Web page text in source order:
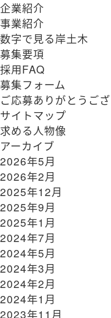
企業紹介
事業紹介
数字で見る岸土木
募集要項
採用FAQ
募集フォーム
ご応募ありがとうござ
サイトマップ
求める人物像
アーカイブ
2026年5月
2026年2月
2025年12月
2025年9月
2025年1月
2024年7月
2024年5月
2024年3月
2024年2月
2024年1月
2023年11月